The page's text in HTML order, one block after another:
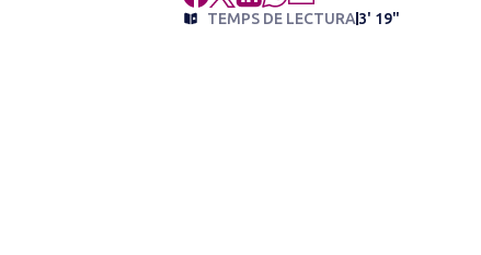
TEMPS DE LECTURA 3' 19"